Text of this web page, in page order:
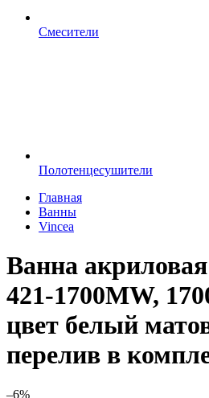
Смесители
Полотенцесушители
Главная
Ванны
Vincea
Ванна
421-1700MW,
цвет белый
перелив в
–6%